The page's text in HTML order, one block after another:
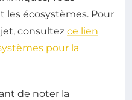
les écosystèmes. Pour
consultez ce lien
pour la
de noter la